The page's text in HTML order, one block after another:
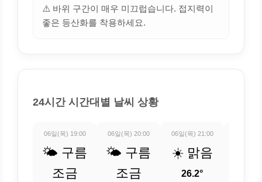
⚠️ 바위 구간이 매우 미끄럽습니다. 접지력이
좋은 등산화를 착용하세요.
24시간 시간대별 날씨 상황
06일(목) 19:00
🌤️ 구름
조금
06일(목) 20:00
🌤️ 구름
조금
06일(목) 21:00
☀️ 맑음
26.2°